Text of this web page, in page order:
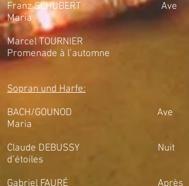
Franz SCHUBERT Ave
Maria
Marcel TOURNIER
Promenade à l’automne
Sopran und Harfe:
BACH/GOUNOD Ave
Maria
Claude DEBUSSY Nuit
d’étoiles
Gabriel FAURÉ Après